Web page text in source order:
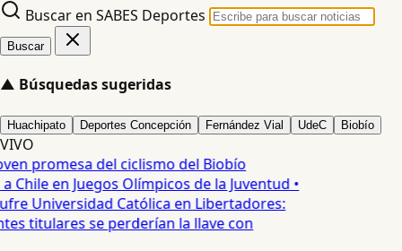
Buscar en SABES Deportes
Buscar
▲ Búsquedas sugeridas
Huachipato Deportes Concepción Fernández Vial UdeC Biobío
VIVO
promesa del ciclismo del Biobío
Chile en Juegos Olímpicos de la Juventud •
Universidad Católica en Libertadores:
titulares se perderían la llave con